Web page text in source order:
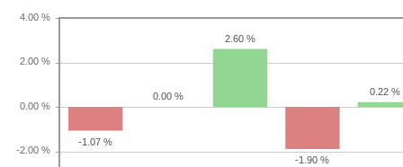
0.22 %
-1.90 %
2.60 %
0.00 %
-1.07 %